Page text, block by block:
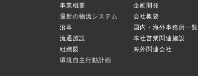
事業概要
企画開発
最新の物流システム
会社概要
沿革
国内・海外事務所一覧
流通施設
本社営業関連施設
組織図
海外関連会社
環境自主行動計画